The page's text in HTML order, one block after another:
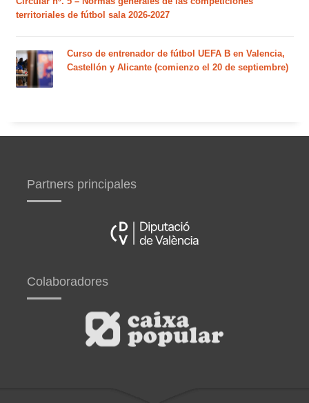
territoriales de fútbol sala 2026-2027
Curso de entrenador de fútbol UEFA B en Valencia,
Castellón y Alicante (comienzo el 20 de septiembre)
Partners principales
Colaboradores